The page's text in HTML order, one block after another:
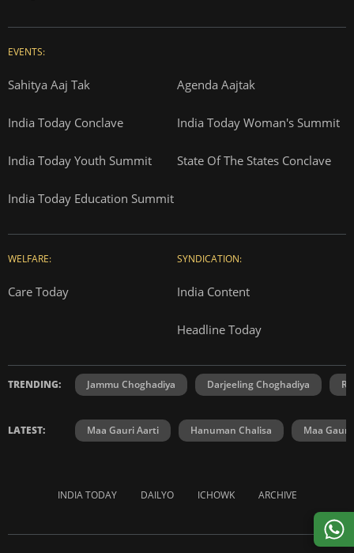
EVENTS:
Sahitya Aaj Tak Agenda Aajtak
India Today Conclave India Today Woman's Summit
India Today Youth Summit State Of The States Conclave
India Today Education Summit
WELFARE:
Care Today
SYNDICATION:
India Content
Headline Today
TRENDING: Jammu Choghadiya Darjeeling Choghadiya
LATEST: Maa Gauri Aarti Hanuman Chalisa Maa Gauri
INDIA TODAY DAILYO ICHOWK ARCHIVE